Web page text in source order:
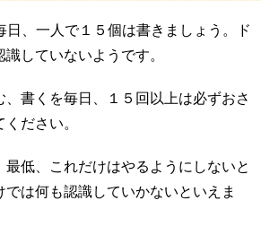
日、一人で１５個は書きましょう。ド
していないようです。
、書くを毎日、１５回以上は必ずおさ
ださい。
最低、これだけはやるようにしないと
は何も認識していかないといえま